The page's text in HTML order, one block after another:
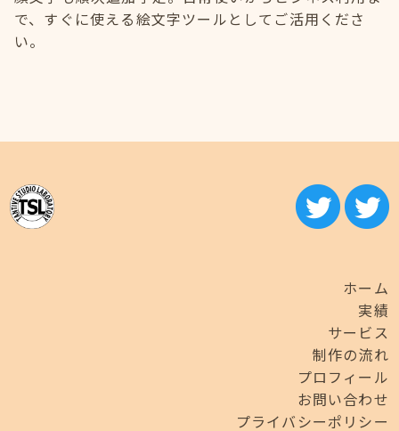
で、すぐに使える絵文字ツールとしてご活用くださ
い。
ホーム
実績
サービス
制作の流れ
プロフィール
お問い合わせ
プライバシーポリシー